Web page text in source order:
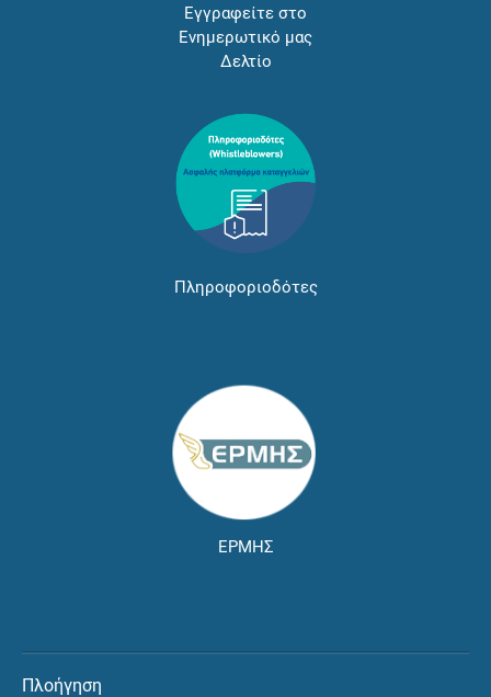
Εγγραφείτε στο
Ενημερωτικό μας
Δελτίο
Πληροφοριοδότες
ΕΡΜΗΣ
Πλοήγηση